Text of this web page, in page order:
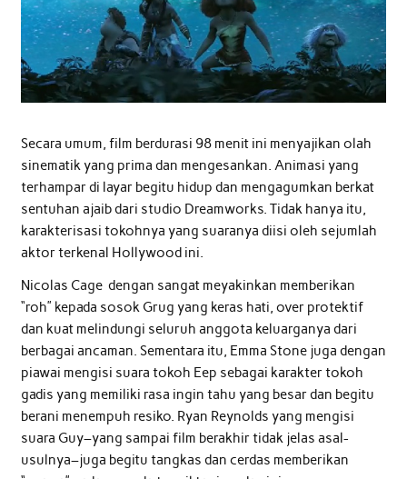
Secara umum, film berdurasi 98 menit ini menyajikan olah
sinematik yang prima dan mengesankan. Animasi yang
terhampar di layar begitu hidup dan mengagumkan berkat
sentuhan ajaib dari studio Dreamworks. Tidak hanya itu,
karakterisasi tokohnya yang suaranya diisi oleh sejumlah
aktor terkenal Hollywood ini.
Nicolas Cage dengan sangat meyakinkan memberikan
“roh” kepada sosok Grug yang keras hati, over protektif
dan kuat melindungi seluruh anggota keluarganya dari
berbagai ancaman. Sementara itu, Emma Stone juga dengan
piawai mengisi suara tokoh Eep sebagai karakter tokoh
gadis yang memiliki rasa ingin tahu yang besar dan begitu
berani menempuh resiko. Ryan Reynolds yang mengisi
suara Guy–yang sampai film berakhir tidak jelas asal-
usulnya–juga begitu tangkas dan cerdas memberikan